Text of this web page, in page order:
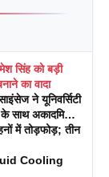
सिंह को बड़ी
का वादा
ने यूनिवर्सिटी
के साथ अकादमिक
का
में तोड़फोड़; तीन
Cooling